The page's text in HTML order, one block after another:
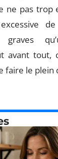
ne pas trop
graves
avant tout,
faire le plein